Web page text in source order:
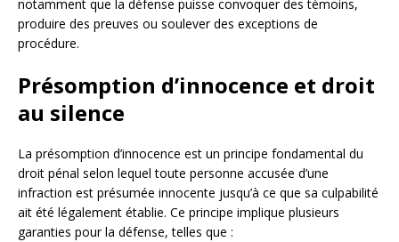
notamment que la défense puisse convoquer des témoins,
produire des preuves ou soulever des exceptions de
procédure.
Présomption d’innocence et droit
au silence
La présomption d’innocence est un principe fondamental du
droit pénal selon lequel toute personne accusée d’une
infraction est présumée innocente jusqu’à ce que sa culpabilité
ait été légalement établie. Ce principe implique plusieurs
garanties pour la défense, telles que :